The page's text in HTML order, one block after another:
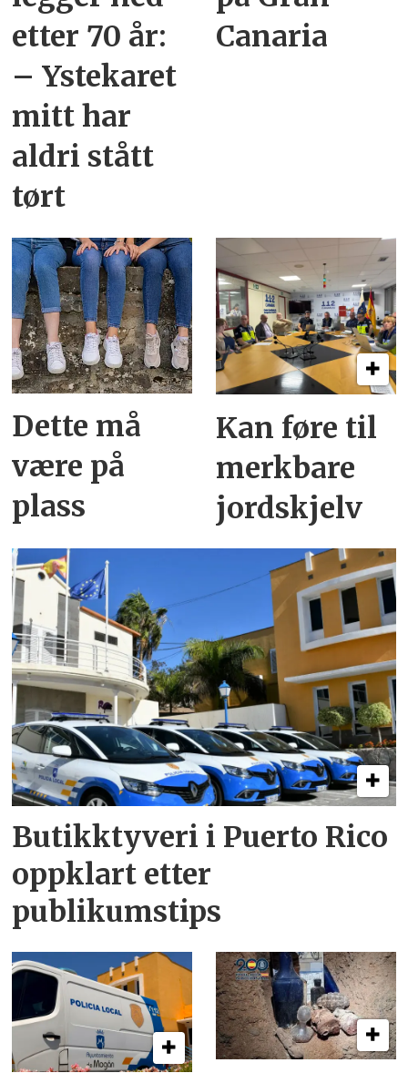
etter 70 år:
– Ystekaret
mitt har
aldri stått
tørt
Canaria
Dette må
være på
plass
Kan føre til
merkbare
jordskjelv
Butikktyveri i Puerto Rico
oppklart etter
publikumstips